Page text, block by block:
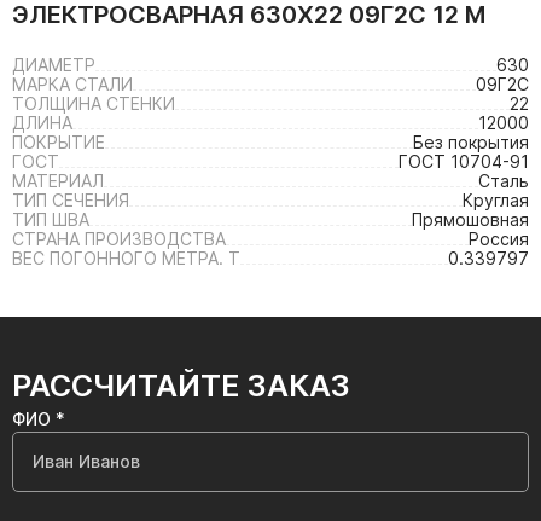
ЭЛЕКТРОСВАРНАЯ 630Х22 09Г2С 12 М
ДИАМЕТР
630
МАРКА СТАЛИ
09Г2С
ТОЛЩИНА СТЕНКИ
22
ДЛИНА
12000
ПОКРЫТИЕ
Без покрытия
ГОСТ
ГОСТ 10704-91
МАТЕРИАЛ
Сталь
ТИП СЕЧЕНИЯ
Круглая
ТИП ШВА
Прямошовная
СТРАНА ПРОИЗВОДСТВА
Россия
ВЕС ПОГОННОГО МЕТРА. Т
0.339797
РАССЧИТАЙТЕ ЗАКАЗ
ФИО *